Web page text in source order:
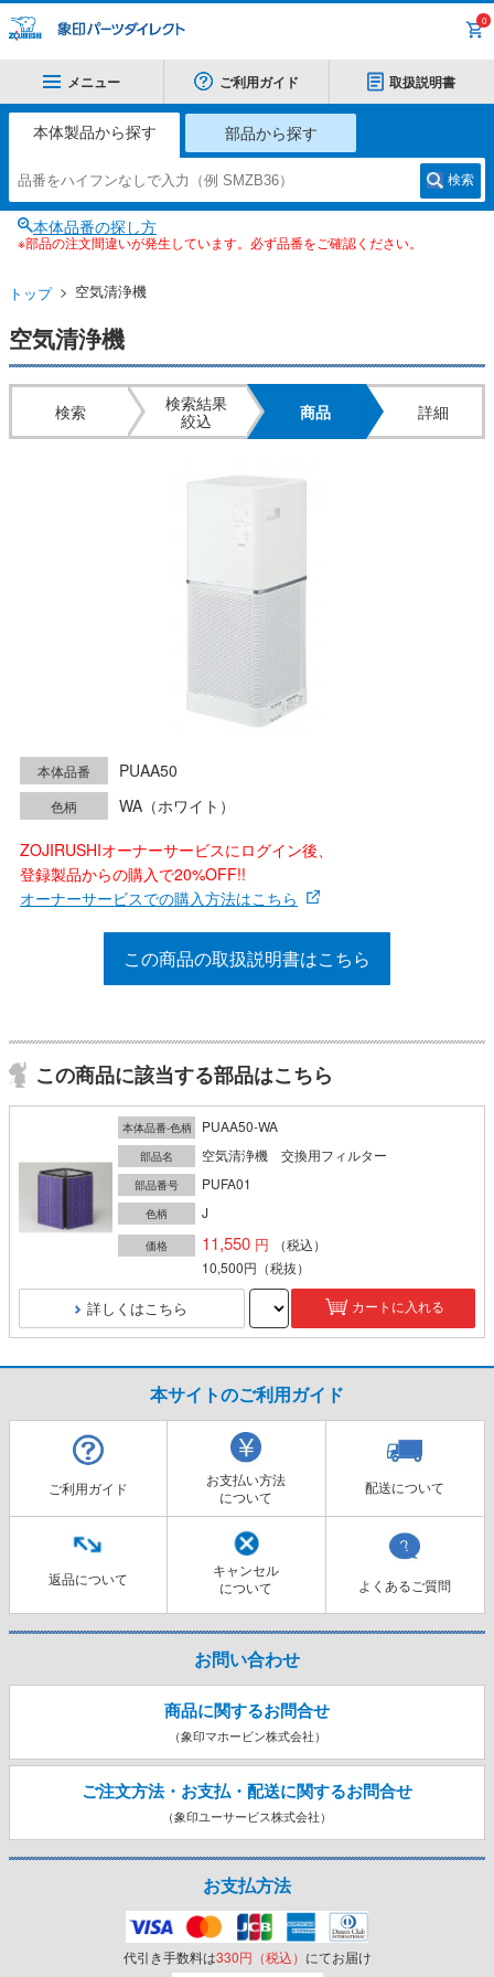
0
メニュー ご利用ガイド 取扱説明書
本体製品から探す 部品から探す
検索
本体品番の探し方
※部品の注文間違いが発生しています。必ず品番をご確認ください。
トップ 空気清浄機
空気清浄機
検索
検索結果
絞込
商品 詳細
本体品番 PUAA50
色柄
WA（ホワイト）
ZOJIRUSHIオーナーサービスにログイン後、
登録製品からの購入で20%OFF!!
オーナーサービスでの購入方法はこちら
この商品の取扱説明書はこちら
この商品に該当する部品はこちら
本体品番-色柄 PUAA50-WA
部品名 空気清浄機 交換用フィルター
部品番号 PUFA01
色柄 J
価格 11,550
（税込）
10,500円 （税抜）
詳しくはこちら カートに入れる
本サイトのご利用ガイド
ご利用ガイド
お支払い方法
について
配送について
返品について
キャンセル
について
よくあるご質問
お問い合わせ
商品に関するお問合せ
（象印マホービン株式会社）
ご注文方法・お支払・配送に関するお問合せ
（象印ユーサービス株式会社）
お支払方法
代引き手数料は330円（税込） にてお届け